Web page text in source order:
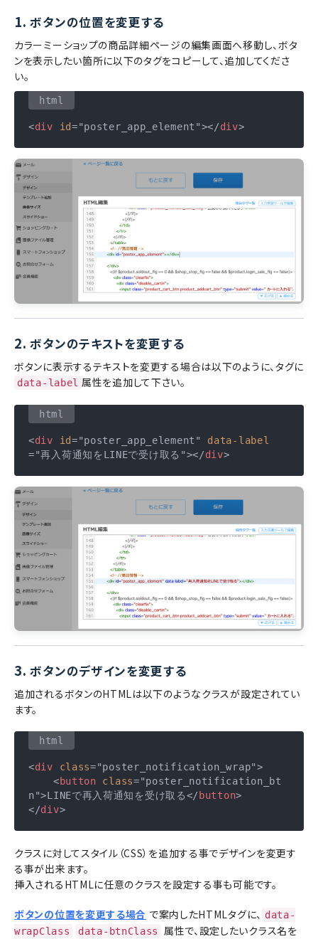
1. ボタンの位置を変更する
カラーミーショップの商品詳細ページの編集画面へ移動し、ボタ
ンを表示したい箇所に以下のタグをコピーして、追加してくださ
い。
<div id="poster_app_element"></div>
2. ボタンのテキストを変更する
ボタンに表示するテキストを変更する場合は以下のように、タグに
data-label 属性を追加して下さい。
<div id="poster_app_element"
data-label
="再入荷通知をLINEで受け取る"></div>
3. ボタンのデザインを変更する
追加されるボタンのHTMLは以下のようなクラスが設定されてい
ます。
<div class="poster_notification_wrap">
<button class="poster_notification_bt
n">LINEで再入荷通知を受け取る</ button>
</div>
クラスに対してスタイル（CSS）を追加する事でデザインを変更す
る事が出来ます。
挿入されるHTMLに任意のクラスを設定する事も可能です。
ボタンの位置を変更する場合 で案内したHTMLタグに、 data-
wrapClass
data-btnClass
属性で、設定したいクラス名を